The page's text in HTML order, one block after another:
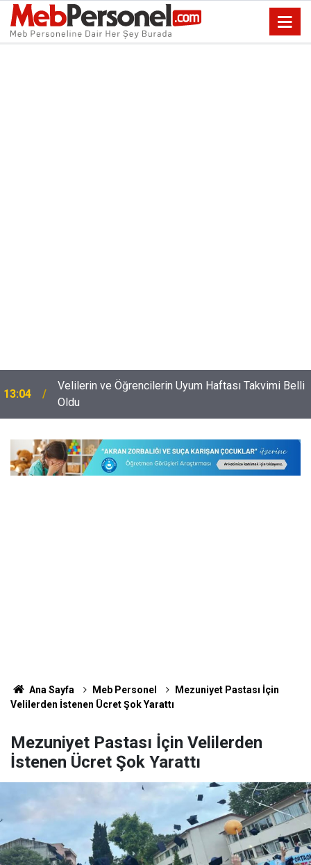
13:04
Velilerin ve Öğrencilerin Uyum Haftası Takvimi Belli
Oldu
Ana Sayfa Meb Personel
Mezuniyet Pastası İçin
Velilerden İstenen Ücret Şok Yarattı
Mezuniyet Pastası İçin Velilerden
İstenen Ücret Şok Yarattı